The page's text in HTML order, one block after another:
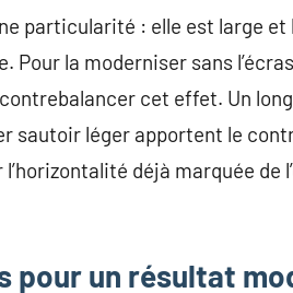
particularité : elle est large
Pour la moderniser sans
cet effet. Un
sautoir léger apportent le
déjà marquée de
pour un résultat